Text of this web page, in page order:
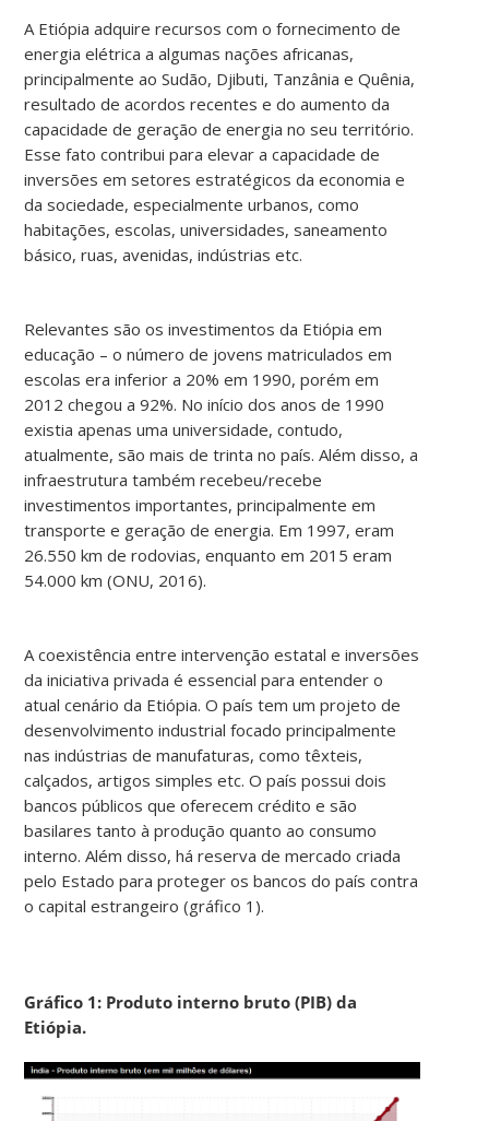
A Etiópia adquire recursos com o fornecimento de
energia elétrica a algumas nações africanas,
principalmente ao Sudão, Djibuti, Tanzânia e Quênia,
resultado de acordos recentes e do aumento da
capacidade de geração de energia no seu território.
Esse fato contribui para elevar a capacidade de
inversões em setores estratégicos da economia e
da sociedade, especialmente urbanos, como
habitações, escolas, universidades, saneamento
básico, ruas, avenidas, indústrias etc.
Relevantes são os investimentos da Etiópia em
educação – o número de jovens matriculados em
escolas era inferior a 20% em 1990, porém em
2012 chegou a 92%. No início dos anos de 1990
existia apenas uma universidade, contudo,
atualmente, são mais de trinta no país. Além disso, a
infraestrutura também recebeu/recebe
investimentos importantes, principalmente em
transporte e geração de energia. Em 1997, eram
26.550 km de rodovias, enquanto em 2015 eram
54.000 km (ONU, 2016).
A coexistência entre intervenção estatal e inversões
da iniciativa privada é essencial para entender o
atual cenário da Etiópia. O país tem um projeto de
desenvolvimento industrial focado principalmente
nas indústrias de manufaturas, como têxteis,
calçados, artigos simples etc. O país possui dois
bancos públicos que oferecem crédito e são
basilares tanto à produção quanto ao consumo
interno. Além disso, há reserva de mercado criada
pelo Estado para proteger os bancos do país contra
o capital estrangeiro (gráfico 1).
Gráfico 1: Produto interno bruto (PIB) da
Etiópia.